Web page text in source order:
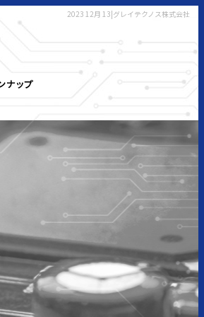
2023 12月 13|グレイテクノス株式会社